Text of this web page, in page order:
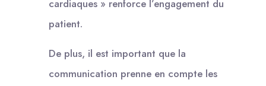
cardiaques » renforce l’engagement du
patient.
De plus, il est important que la
communication prenne en compte les